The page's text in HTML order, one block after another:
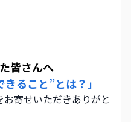
皆さんへ
ること”とは？」
寄せいただきありがと